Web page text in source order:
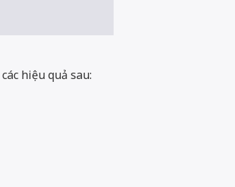
hiệu quả sau: